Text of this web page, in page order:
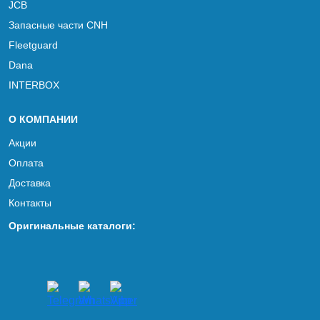
JCB
Запасные части CNH
Fleetguard
Dana
INTERBOX
О КОМПАНИИ
Акции
Оплата
Доставка
Контакты
Оригинальные каталоги: